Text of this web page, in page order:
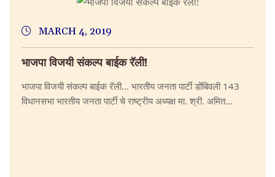
MARCH 4, 2019
भाजपा विजयी संकल्प बाईक रॅली!
भाजपा विजयी संकल्प बाईक रॅली… भारतीय जनता पार्टी डोंबिवली 143
विधानसभा भारतीय जनता पार्टी चे राष्ट्रीय अध्यक्ष मा. श्री. अमित...